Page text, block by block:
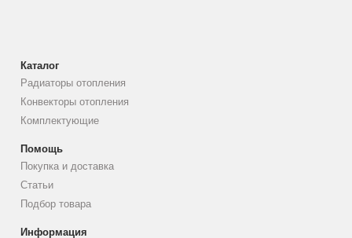
Каталог
Радиаторы отопления
Конвекторы отопления
Комплектующие
Помощь
Покупка и доставка
Статьи
Подбор товара
Информация